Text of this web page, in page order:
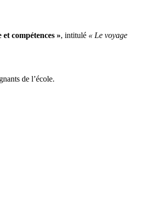
compétences », intitulé « Le voyage
de l’école.